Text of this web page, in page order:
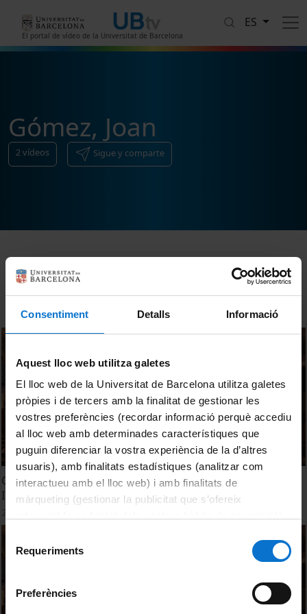
Consentiment Detalls Informació
Aquest lloc web utilitza galetes
El lloc web de la Universitat de Barcelona utilitza galetes
pròpies i de tercers amb la finalitat de gestionar les
vostres preferències (recordar informació perquè accediu
al lloc web amb determinades característiques que
puguin diferenciar la vostra experiència de la d’altres
usuaris), amb finalitats estadístiques (analitzar com
interactueu amb el lloc web) i amb finalitats de
màrqueting (gestionar la publicitat que s’ofereix
consultar laPolítica de galetes del lloc web de la
Requeriments
Preferències
El portal de vídeo de la Universitat de Barcelona
ES
Gómez, Joan
2vídeos Sigue y comparte
Ordenar
Cloenda de la 7a Jornada d'Investigadors Predoctorals
Interdisciplinària JIPI 2019